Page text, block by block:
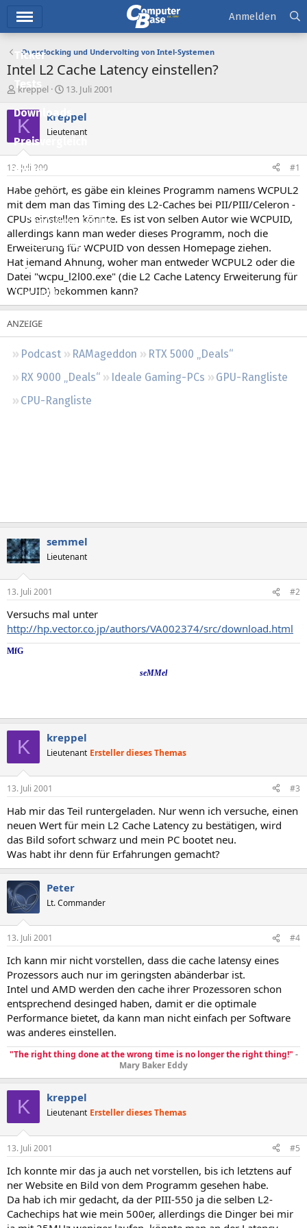
Ticker
Tests
Downloads
Preisvergleich
Forum
Aktuelles
Empfohlene Inhalte
Neue Beiträge
Neueste Aktivitäten
Leserartikel
Podcast RAMageddon
RTX 5000 „Deals“
RX 9000 „Deals“
Ideale Gaming-PCs
GPU-Rangliste
CPU-Rangliste
Anmelden
Overclocking und Undervolting von Intel-Systemen
Intel L2 Cache Latency einstellen?
E
s
e
e
r
kreppel
E
s
t
e
t
a
m
13. Juli 2001
K kreppel
Lieutenant
13. Juli 2001 #1
Habe gehört, es gäbe ein kleines Programm namens WCPUL2
mit dem man das Timing des L2-Caches bei PII/PIII/Celeron -
CPUs einstellen könnte. Es ist von selben Autor wie WCPUID,
allerdings kann man weder dieses Programm, noch die
Erweiterung für WCPUID von dessen Homepage ziehen.
Hat jemand Ahnung, woher man entweder WCPUL2 oder die
Datei "wcpu_l2l00.exe" (die L2 Cache Latency Erweiterung für
WCPUID) bekommen kann?
semmel
Lieutenant
13. Juli 2001 #2
Versuchs mal unter
http://hp.vector.co.jp/authors/VA002374/src/download.html
MfG
seMMel
K kreppel
Lieutenant Ersteller dieses Themas
13. Juli 2001 #3
Hab mir das Teil runtergeladen. Nur wenn ich versuche, einen
neuen Wert für mein L2 Cache Latency zu bestätigen, wird
das Bild sofort schwarz und mein PC bootet neu.
Was habt ihr denn für Erfahrungen gemacht?
Peter
Lt. Commander
13. Juli 2001 #4
Ich kann mir nicht vorstellen, dass die cache latensy eines
Prozessors auch nur im geringsten abänderbar ist.
Intel und AMD werden den cache ihrer Prozessoren schon
entsprechend desinged haben, damit er die optimale
Performance bietet, da kann man nicht einfach per Software
was anderes einstellen.
"The right thing done at the wrong time is no longer the right thing!" -
Mary Baker Eddy
K kreppel
Lieutenant Ersteller dieses Themas
13. Juli 2001 #5
Ich konnte mir das ja auch net vorstellen, bis ich letztens auf
ner Website en Bild von dem Programm gesehen habe.
Da hab ich mir gedacht, da der PIII-550 ja die selben L2-
Cachechips hat wie mein 500er, allerdings die Dinger bei mir